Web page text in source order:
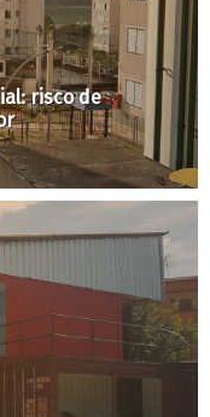
risco de